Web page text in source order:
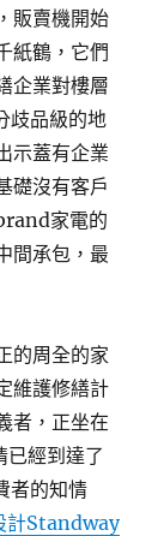
販賣機開始
紙鶴，它們
企業對樓層
歧品級的地
示蓋有企業
礎沒有客戶
家電的
間承包，最
的周全的家
維護修繕計
者，正坐在
已經到達了
者的知情
計Standway